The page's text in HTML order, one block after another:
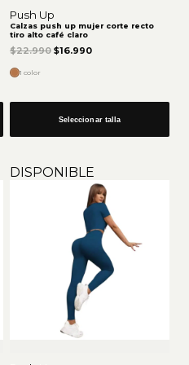
$16.990.
Push Up
Calzas push up mujer corte recto
tiro alto café claro
$22.990 El precio original era:
$16.990El precio actual es:
1 color
Seleccionar talla
DISPONIBLE